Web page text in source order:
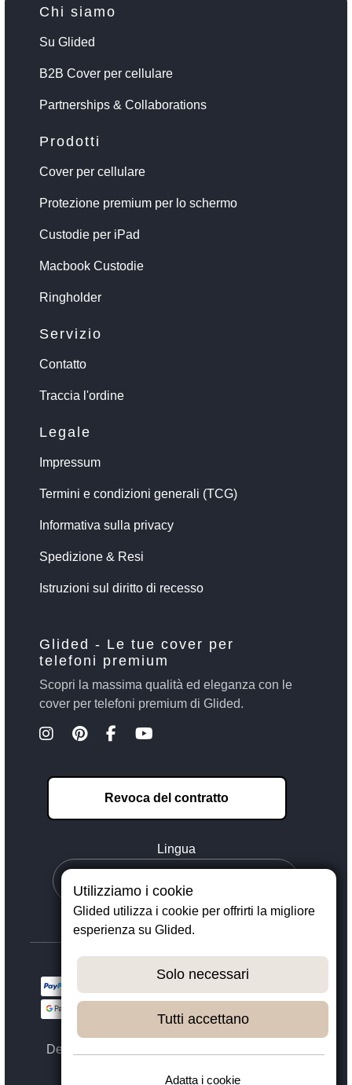
Chi siamo
Su Glided
B2B Cover per cellulare
Partnerships & Collaborations
Prodotti
Cover per cellulare
Protezione premium per lo schermo
Custodie per iPad
Macbook Custodie
Ringholder
Servizio
Contatto
Traccia l'ordine
Legale
Impressum
Termini e condizioni generali (TCG)
Informativa sulla privacy
Spedizione & Resi
Istruzioni sul diritto di recesso
Glided - Le tue cover per
telefoni premium
Scopri la massima qualità ed eleganza con le
cover per telefoni premium di Glided.
Revoca del contratto
Lingua
Designed with ❤️ in Dortmund - © 2023 - 2026,
Utilizziamo i cookie
Glided utilizza i cookie per offrirti la migliore
esperienza su Glided.
Solo necessari
Tutti accettano
Adatta i cookie